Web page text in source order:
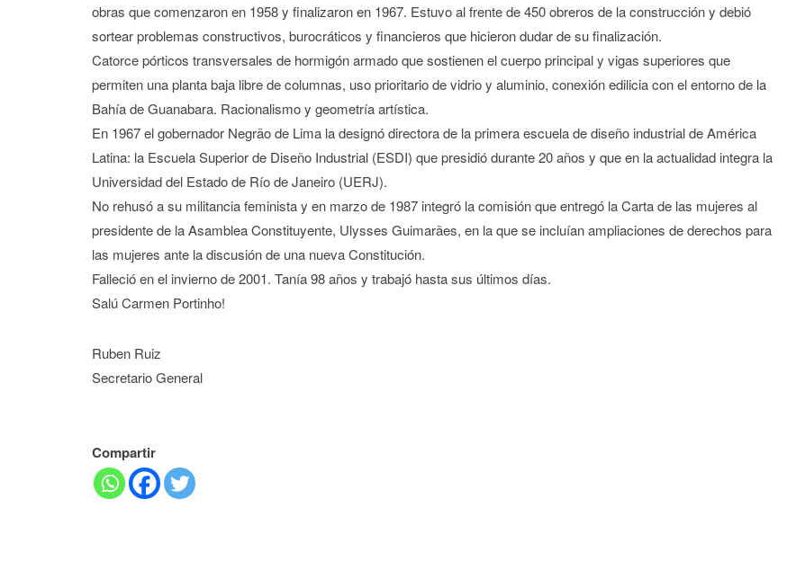
obras que comenzaron en 1958 y finalizaron en 1967. Estuvo al frente de 450 obreros de la construcción y debió
sortear problemas constructivos, burocráticos y financieros que hicieron dudar de su finalización.
Catorce pórticos transversales de hormigón armado que sostienen el cuerpo principal y vigas superiores que
permiten una planta baja libre de columnas, uso prioritario de vidrio y aluminio, conexión edilicia con el entorno de la
Bahía de Guanabara. Racionalismo y geometría artística.
En 1967 el gobernador Negrão de Lima la designó directora de la primera escuela de diseño industrial de América
Latina: la Escuela Superior de Diseño Industrial (ESDI) que presidió durante 20 años y que en la actualidad integra la
Universidad del Estado de Río de Janeiro (UERJ).
No rehusó a su militancia feminista y en marzo de 1987 integró la comisión que entregó la Carta de las mujeres al
presidente de la Asamblea Constituyente, Ulysses Guimarães, en la que se incluían ampliaciones de derechos para
las mujeres ante la discusión de una nueva Constitución.
Falleció en el invierno de 2001. Tanía 98 años y trabajó hasta sus últimos días.
Salú Carmen Portinho!
Ruben Ruiz
Secretario General
Compartir